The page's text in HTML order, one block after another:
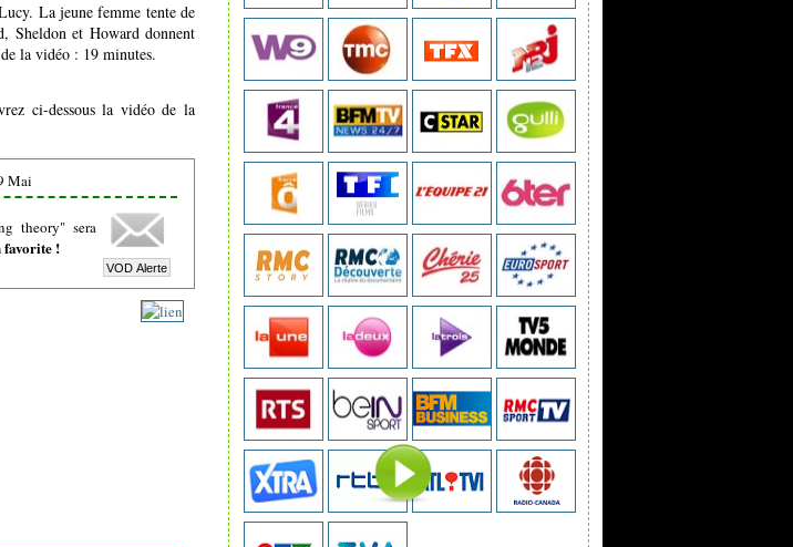
La jeune femme tente de
Sheldon et Howard donnent
la vidéo : 19 minutes.
ci-dessous la vidéo de la
Mai
theory" sera
favorite !